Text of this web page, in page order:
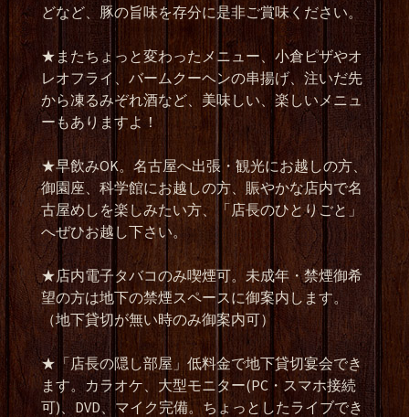
どなど、豚の旨味を存分に是非ご賞味ください。
★またちょっと変わったメニュー、小倉ピザやオ
レオフライ、バームクーヘンの串揚げ、注いだ先
から凍るみぞれ酒など、美味しい、楽しいメニュ
ーもありますよ！
★早飲みOK。名古屋へ出張・観光にお越しの方、
御園座、科学館にお越しの方、賑やかな店内で名
古屋めしを楽しみたい方、「店長のひとりごと」
へぜひお越し下さい。
★店内電子タバコのみ喫煙可。未成年・禁煙御希
望の方は地下の禁煙スペースに御案内します。
（地下貸切が無い時のみ御案内可）
★「店長の隠し部屋」低料金で地下貸切宴会でき
ます。カラオケ、大型モニター(PC・スマホ接続
可)、DVD、マイク完備。ちょっとしたライブでき